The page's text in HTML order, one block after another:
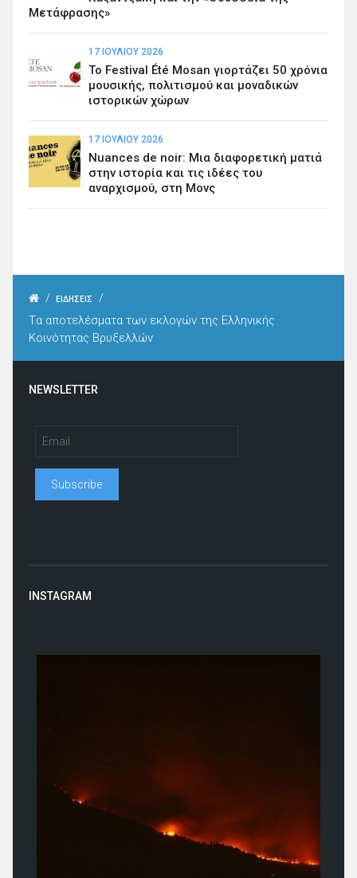
Μετάφρασης»
17 ΙΟΥΛΊΟΥ 2026
Το Festival Été Mosan γιορτάζει 50 χρόνια
μουσικής, πολιτισμού και μοναδικών
ιστορικών χώρων
17 ΙΟΥΛΊΟΥ 2026
Nuances de noir: Μια διαφορετική ματιά
στην ιστορία και τις ιδέες του
αναρχισμού, στη Μονς
/ ΕΙΔΗΣΕΙΣ
/
Tα αποτελέσματα των εκλογών της Ελληνικής
Κοινότητας Βρυξελλών
NEWSLETTER
INSTAGRAM